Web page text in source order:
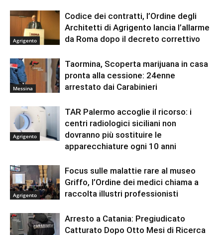
Agrigento
Codice dei contratti, l’Ordine degli
Architetti di Agrigento lancia l’allarme
da Roma dopo il decreto correttivo
Messina
Taormina, Scoperta marijuana in casa
pronta alla cessione: 24enne
arrestato dai Carabinieri
Agrigento
TAR Palermo accoglie il ricorso: i
centri radiologici siciliani non
dovranno più sostituire le
apparecchiature ogni 10 anni
Agrigento
Focus sulle malattie rare al museo
Griffo, l’Ordine dei medici chiama a
raccolta illustri professionisti
Arresto a Catania: Pregiudicato
Catturato Dopo Otto Mesi di Ricerca